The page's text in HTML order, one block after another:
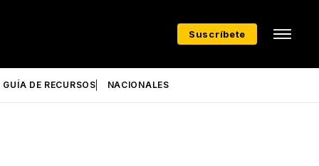
Suscríbete
GUÍA DE RECURSOS NACIONALES